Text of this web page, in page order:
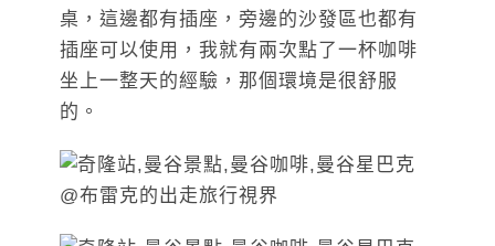
桌，這邊都有插座，旁邊的沙發區也都有
插座可以使用，我就有兩次點了一杯咖啡
坐上一整天的經驗，那個環境是很舒服
的。